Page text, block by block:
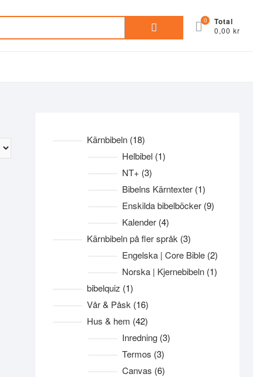
0 Total
0,00 kr
Kärnbibeln 1818
produkter
Helbibel 11
NT+ 33
produkter
Bibelns Kärntexter 11
produkt
Enskilda bibelböcker 99
Kalender 44
produkter
Kärnbibeln på fler språk 33
produkter
Engelska | Core Bible 22
produkter
Norska | Kjernebibeln 11
bibelquiz 11
produkt
Vår & Påsk 1616
produkter
Hus & hem 4242
produkter
Inredning 33
Termos 33
produkter
Canvas 66